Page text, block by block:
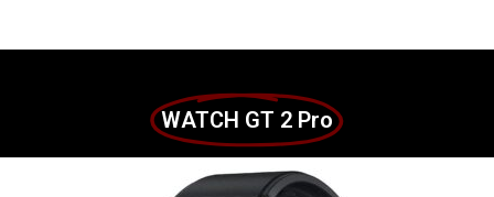
WATCH GT 2 Pro